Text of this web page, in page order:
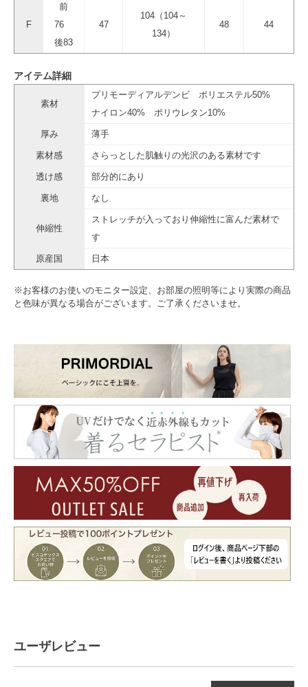
F
前
76
後83
47
104（104～
134）
48 44
アイテム詳細
素材
プリモーディアルデンビ ポリエステル50%
ナイロン40% ポリウレタン10%
厚み 薄手
素材感 さらっとした肌触りの光沢のある素材です
透け感 部分的にあり
裏地 なし
伸縮性
ストレッチが入っており伸縮性に富んだ素材で
す
原産国 日本
※お客様のお使いのモニター設定、お部屋の照明等により実際の商品
と色味が異なる場合がございます。ご了承くださいませ。
ユーザレビュー